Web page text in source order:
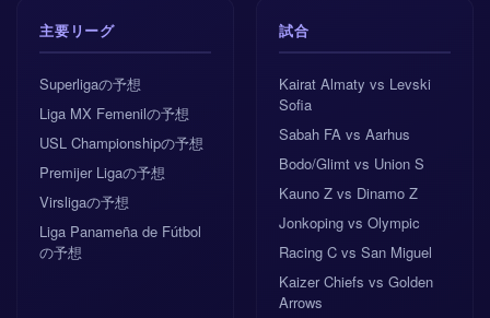
主要リーグ
Superligaの予想
Liga MX Femenilの予想
USL Championshipの予想
Premijer Ligaの予想
Virsligaの予想
Liga Panameña de Fútbol
の予想
試合
Kairat Almaty vs Levski
Sofia
Sabah FA vs Aarhus
Bodo/Glimt vs Union S
Kauno Z vs Dinamo Z
Jonkoping vs Olympic
Racing C vs San Miguel
Kaizer Chiefs vs Golden
Arrows